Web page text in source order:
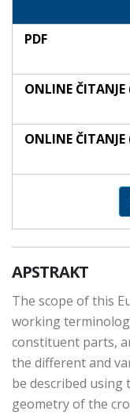
PDF
ONLINE
ONLINE
APSTRAKT
The scope of this
working
constituent parts,
the different and
be described
geometry of the